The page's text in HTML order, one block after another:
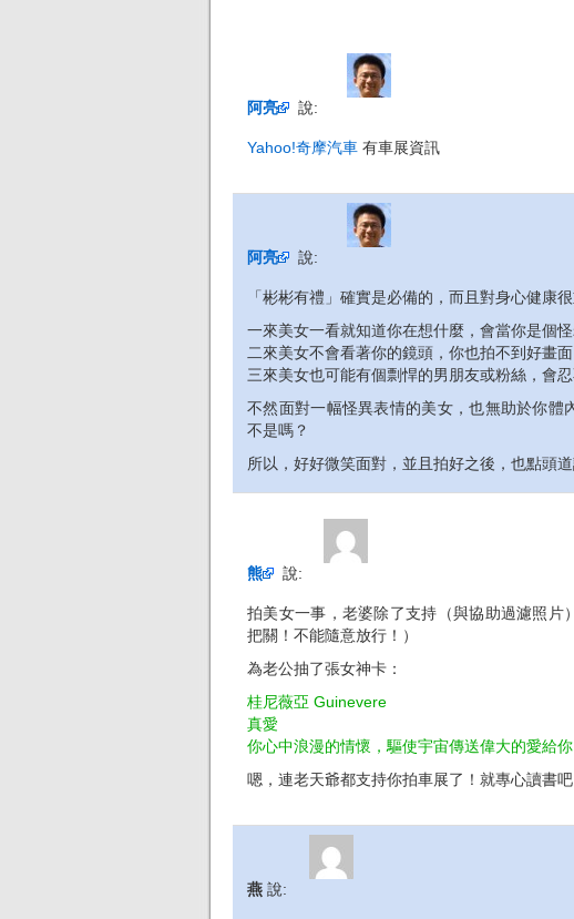
阿亮 說:
Yahoo!奇摩汽車 有車展資訊
阿亮 說:
「彬彬有禮」確實是必備的，而且對身心健康
一來美女一看就知道你在想什麼，會當你是個
二來美女不會看著你的鏡頭，你也拍不到好畫面
三來美女也可能有個剽悍的男朋友或粉絲，會
不然面對一幅怪異表情的美女，也無助於你體
不是嗎？
所以，好好微笑面對，並且拍好之後，也點頭
熊 說:
拍美女一事，老婆除了支持（與協助過濾照
把關！不能隨意放行！）
為老公抽了張女神卡：
桂尼薇亞 Guinevere
真愛
你心中浪漫的情懷，驅使宇宙傳送偉大的愛給你
嗯，連老天爺都支持你拍車展了！就專心讀書
燕 說: